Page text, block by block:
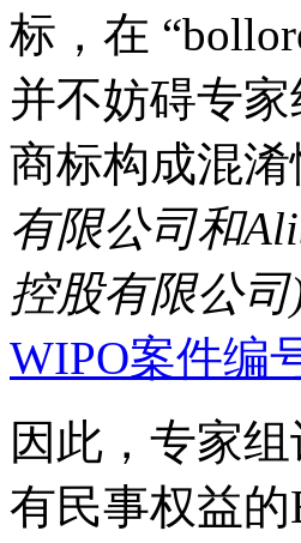
标，在
并不妨碍专
商标构成混
有限公司和
控股有限公司
WIPO案件编
因此，专家
有民事权益